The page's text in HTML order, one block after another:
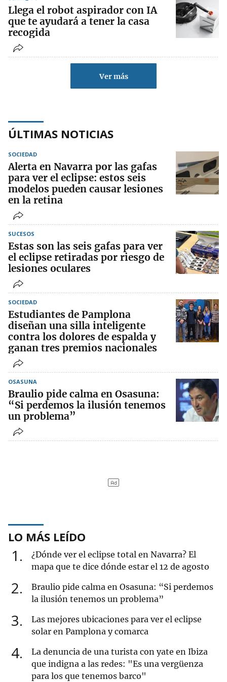
Llega el robot aspirador con IA
que te ayudará a tener la casa
recogida
Ver más
ÚLTIMAS NOTICIAS
SOCIEDAD
Alerta en Navarra por las gafas
para ver el eclipse: estos seis
modelos pueden causar lesiones
en la retina
SUCESOS
Estas son las seis gafas para ver
el eclipse retiradas por riesgo de
lesiones oculares
SOCIEDAD
Estudiantes de Pamplona
diseñan una silla inteligente
contra los dolores de espalda y
ganan tres premios nacionales
OSASUNA
Braulio pide calma en Osasuna:
“Si perdemos la ilusión tenemos
un problema”
LO MÁS LEÍDO
1
¿Dónde ver el eclipse total en Navarra? El
mapa que te dice dónde estar el 12 de agosto
2
Braulio pide calma en Osasuna: “Si perdemos
la ilusión tenemos un problema”
3
Las mejores ubicaciones para ver el eclipse
solar en Pamplona y comarca
4
La denuncia de una turista con yate en Ibiza
que indigna a las redes: "Es una vergüenza
para los que tenemos barco"